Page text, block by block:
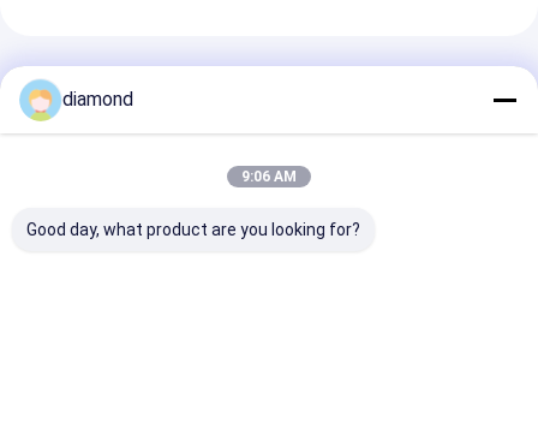
추천된 제품
diamond
9:06 AM
Good day, what product are you looking for?